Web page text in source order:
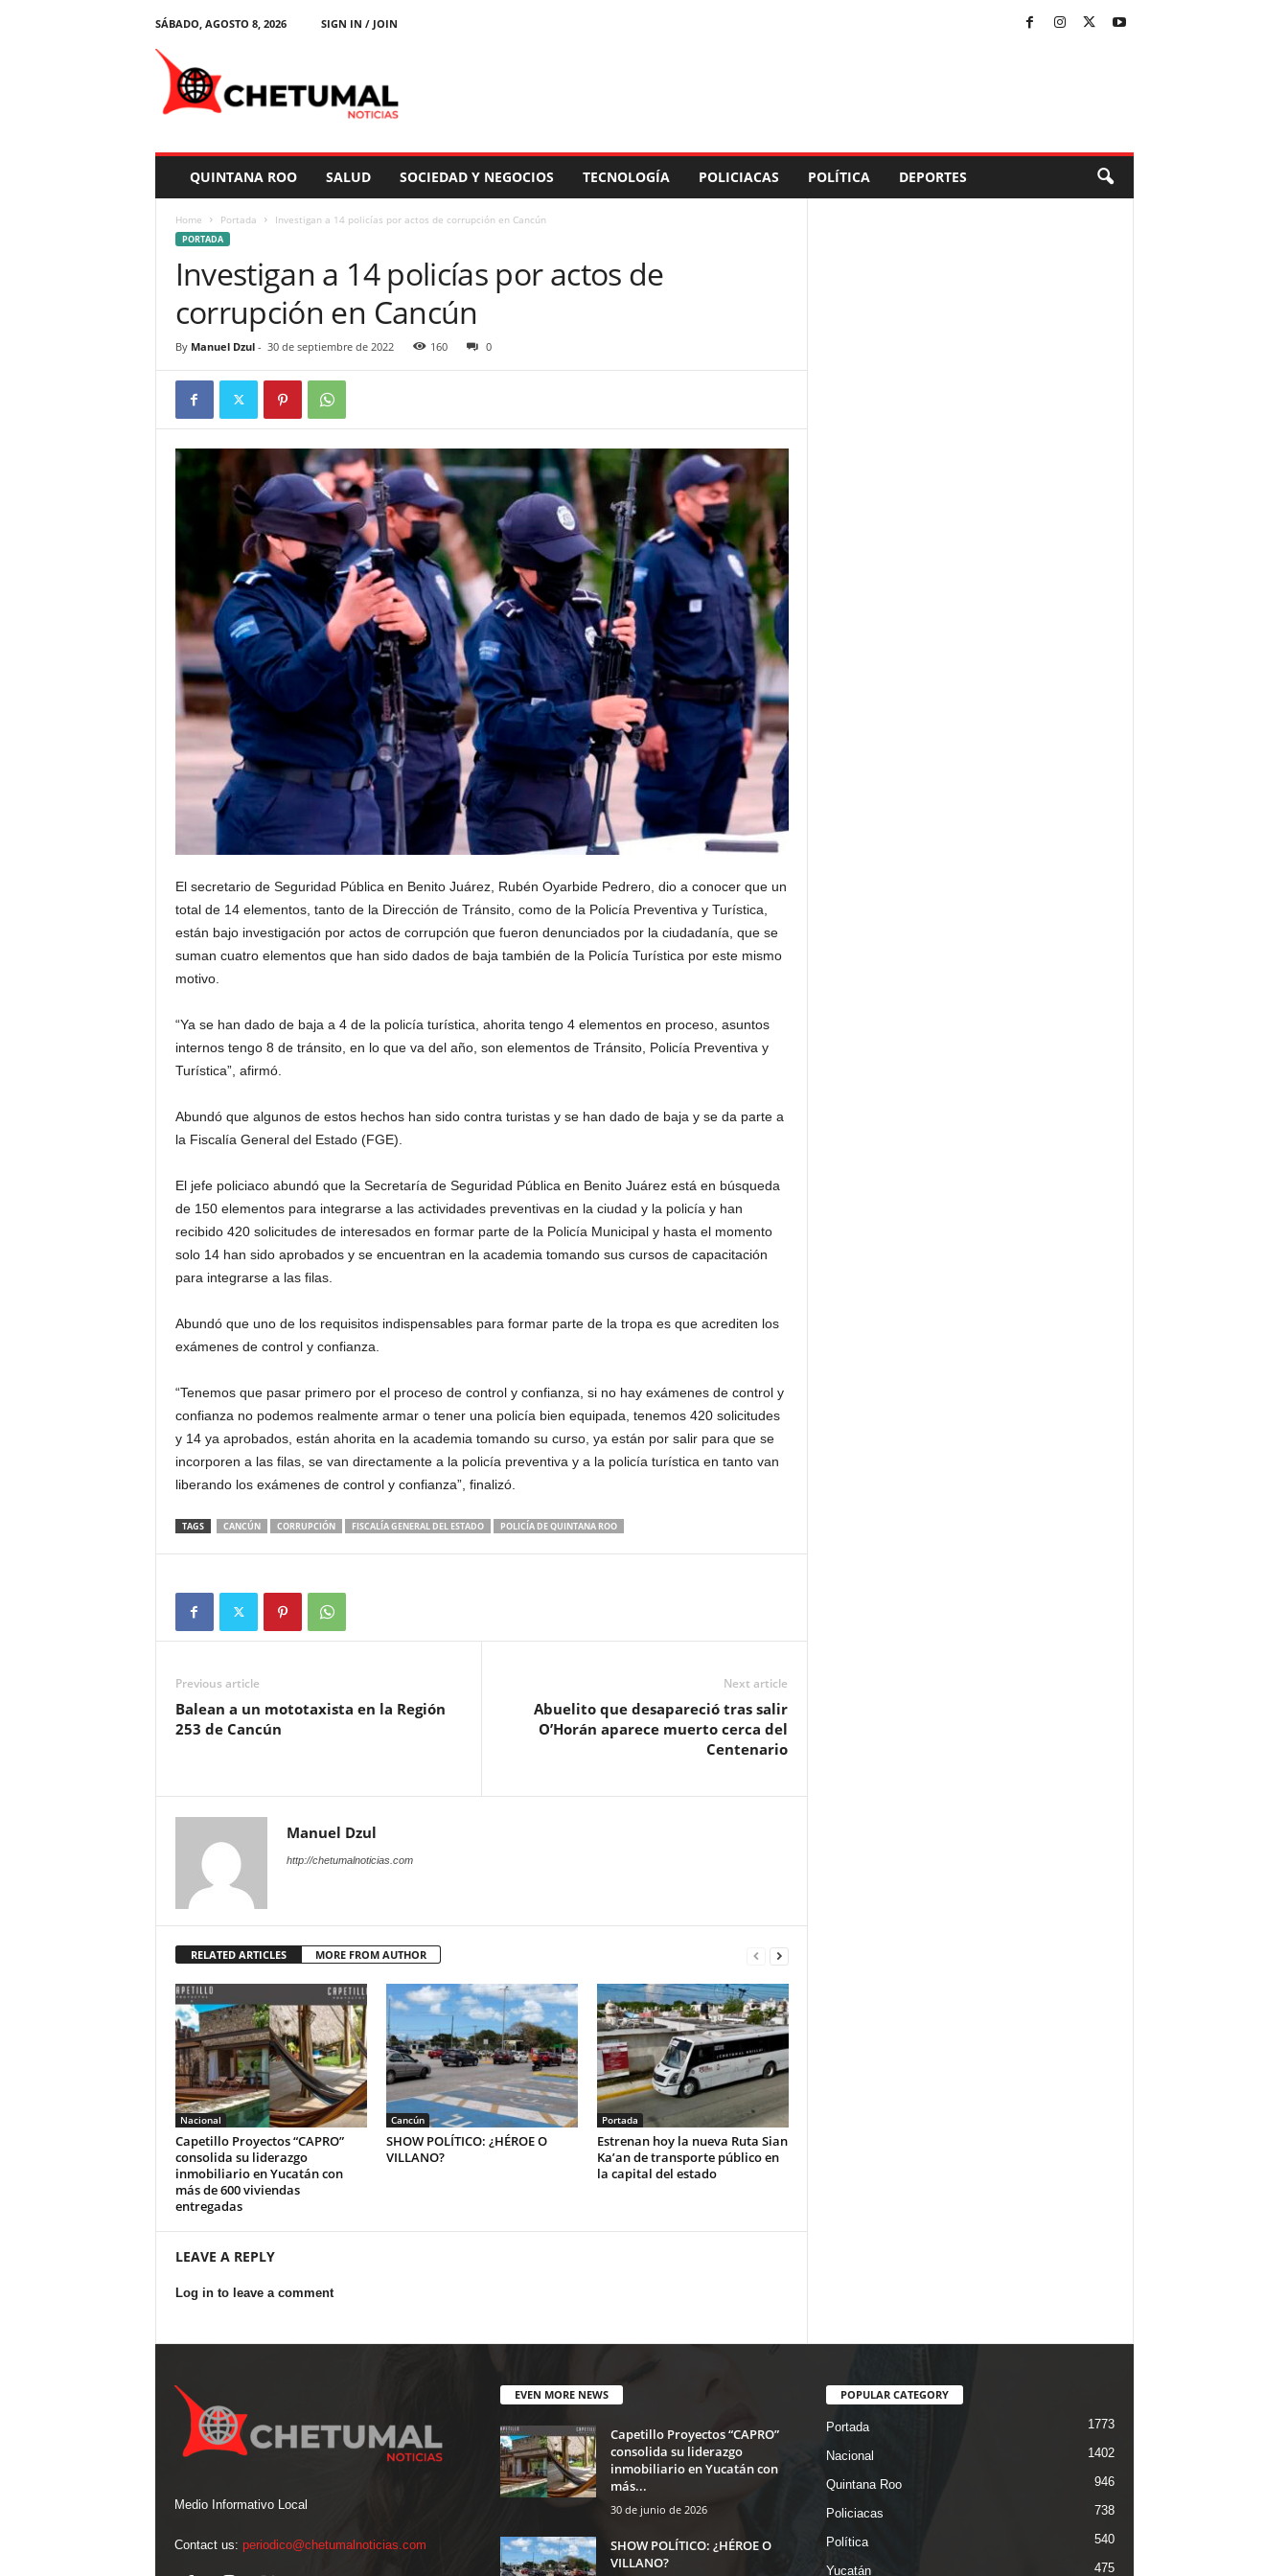
SÁBADO, AGOSTO 8, 2026
SIGN IN / JOIN
QUINTANA ROO SALUD SOCIEDAD Y NEGOCIOS TECNOLOGÍA POLICIACAS POLÍTICA DEPORTES
Home Portada Investigan a 14 policías por actos de corrupción en Cancún
PORTADA
Investigan a 14 policías por actos de
corrupción en Cancún
By Manuel Dzul- 30 de septiembre de 2022 160 0
El secretario de Seguridad Pública en Benito Juárez, Rubén Oyarbide Pedrero, dio a conocer que un
total de 14 elementos, tanto de la Dirección de Tránsito, como de la Policía Preventiva y Turística,
están bajo investigación por actos de corrupción que fueron denunciados por la ciudadanía, que se
suman cuatro elementos que han sido dados de baja también de la Policía Turística por este mismo
motivo.
“Ya se han dado de baja a 4 de la policía turística, ahorita tengo 4 elementos en proceso, asuntos
internos tengo 8 de tránsito, en lo que va del año, son elementos de Tránsito, Policía Preventiva y
Turística”, afirmó.
Abundó que algunos de estos hechos han sido contra turistas y se han dado de baja y se da parte a
la Fiscalía General del Estado (FGE).
El jefe policiaco abundó que la Secretaría de Seguridad Pública en Benito Juárez está en búsqueda
de 150 elementos para integrarse a las actividades preventivas en la ciudad y la policía y han
recibido 420 solicitudes de interesados en formar parte de la Policía Municipal y hasta el momento
solo 14 han sido aprobados y se encuentran en la academia tomando sus cursos de capacitación
para integrarse a las filas.
Abundó que uno de los requisitos indispensables para formar parte de la tropa es que acrediten los
exámenes de control y confianza.
“Tenemos que pasar primero por el proceso de control y confianza, si no hay exámenes de control y
confianza no podemos realmente armar o tener una policía bien equipada, tenemos 420 solicitudes
y 14 ya aprobados, están ahorita en la academia tomando su curso, ya están por salir para que se
incorporen a las filas, se van directamente a la policía preventiva y a la policía turística en tanto van
liberando los exámenes de control y confianza”, finalizó.
TAGS CANCÚN CORRUPCIÓN FISCALÍA GENERAL DEL ESTADO POLICÍA DE QUINTANA ROO
Previous article
Balean a un mototaxista en la Región
253 de Cancún
Next article
Abuelito que desapareció tras salir
O’Horán aparece muerto cerca del
Centenario
Manuel Dzul
http://chetumalnoticias.com
RELATED ARTICLES MORE FROM AUTHOR
Nacional
Capetillo Proyectos “CAPRO”
consolida su liderazgo
inmobiliario en Yucatán con
más de 600 viviendas
entregadas
Cancún
SHOW POLÍTICO: ¿HÉROE O
VILLANO?
Portada
Estrenan hoy la nueva Ruta Sian
Ka’an de transporte público en
la capital del estado
LEAVE A REPLY
Log in to leave a comment
Medio Informativo Local
Contact us: periodico@chetumalnoticias.com
EVEN MORE NEWS
Capetillo Proyectos “CAPRO”
consolida su liderazgo
inmobiliario en Yucatán con
más...
30 de junio de 2026
SHOW POLÍTICO: ¿HÉROE O
VILLANO?
POPULAR CATEGORY
Portada 1773
Nacional 1402
Quintana Roo 946
Policiacas 738
Política 540
Yucatán 475